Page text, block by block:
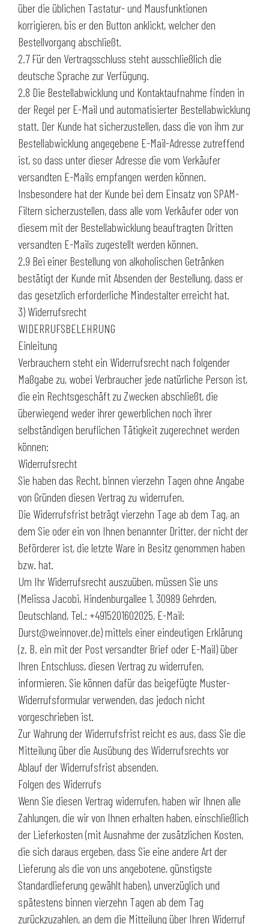
über die üblichen Tastatur- und Mausfunktionen
korrigieren, bis er den Button anklickt, welcher den
Bestellvorgang abschließt.
2.7 Für den Vertragsschluss steht ausschließlich die
deutsche Sprache zur Verfügung.
2.8 Die Bestellabwicklung und Kontaktaufnahme finden in
der Regel per E-Mail und automatisierter Bestellabwicklung
statt. Der Kunde hat sicherzustellen, dass die von ihm zur
Bestellabwicklung angegebene E-Mail-Adresse zutreffend
ist, so dass unter dieser Adresse die vom Verkäufer
versandten E-Mails empfangen werden können.
Insbesondere hat der Kunde bei dem Einsatz von SPAM-
Filtern sicherzustellen, dass alle vom Verkäufer oder von
diesem mit der Bestellabwicklung beauftragten Dritten
versandten E-Mails zugestellt werden können.
2.9 Bei einer Bestellung von alkoholischen Getränken
bestätigt der Kunde mit Absenden der Bestellung, dass er
das gesetzlich erforderliche Mindestalter erreicht hat.
3) Widerrufsrecht
WIDERRUFSBELEHRUNG
Einleitung
Verbrauchern steht ein Widerrufsrecht nach folgender
Maßgabe zu, wobei Verbraucher jede natürliche Person ist,
die ein Rechtsgeschäft zu Zwecken abschließt, die
überwiegend weder ihrer gewerblichen noch ihrer
selbständigen beruflichen Tätigkeit zugerechnet werden
können:
Widerrufsrecht
Sie haben das Recht, binnen vierzehn Tagen ohne Angabe
von Gründen diesen Vertrag zu widerrufen.
Die Widerrufsfrist beträgt vierzehn Tage ab dem Tag, an
dem Sie oder ein von Ihnen benannter Dritter, der nicht der
Beförderer ist, die letzte Ware in Besitz genommen haben
bzw. hat.
Um Ihr Widerrufsrecht auszuüben, müssen Sie uns
(Melissa Jacobi, Hindenburgallee 1, 30989 Gehrden,
Deutschland, Tel.: +4915201602025, E-Mail:
Durst@weinnover.de) mittels einer eindeutigen Erklärung
(z. B. ein mit der Post versandter Brief oder E-Mail) über
Ihren Entschluss, diesen Vertrag zu widerrufen,
informieren. Sie können dafür das beigefügte Muster-
Widerrufsformular verwenden, das jedoch nicht
vorgeschrieben ist.
Zur Wahrung der Widerrufsfrist reicht es aus, dass Sie die
Mitteilung über die Ausübung des Widerrufsrechts vor
Ablauf der Widerrufsfrist absenden.
Folgen des Widerrufs
Wenn Sie diesen Vertrag widerrufen, haben wir Ihnen alle
Zahlungen, die wir von Ihnen erhalten haben, einschließlich
der Lieferkosten (mit Ausnahme der zusätzlichen Kosten,
die sich daraus ergeben, dass Sie eine andere Art der
Lieferung als die von uns angebotene, günstigste
Standardlieferung gewählt haben), unverzüglich und
spätestens binnen vierzehn Tagen ab dem Tag
zurückzuzahlen, an dem die Mitteilung über Ihren Widerruf